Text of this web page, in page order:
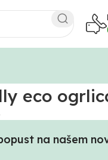
eco
na našem